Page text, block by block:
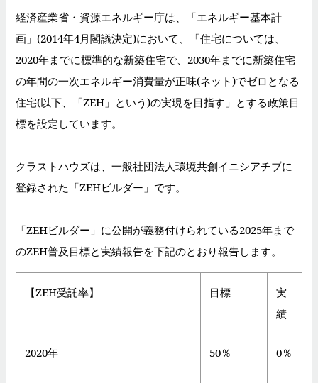
経済産業省・資源エネルギー庁は、「エネルギー基本計
画」(2014年4月閣議決定)において、「住宅については、
2020年までに標準的な新築住宅で、2030年までに新築住宅
の年間の一次エネルギー消費量が正味(ネット)でゼロとなる
住宅(以下、「ZEH」という)の実現を目指す」とする政策目
標を設定しています。
クラストハウズは、一般社団法人環境共創イニシアチブに
登録された「ZEHビルダー」です。
「ZEHビルダー」に公開が義務付けられている2025年まで
のZEH普及目標と実績報告を下記のとおり報告します。
【ZEH受託率】 目標
実
績
2020年 50％ 0％